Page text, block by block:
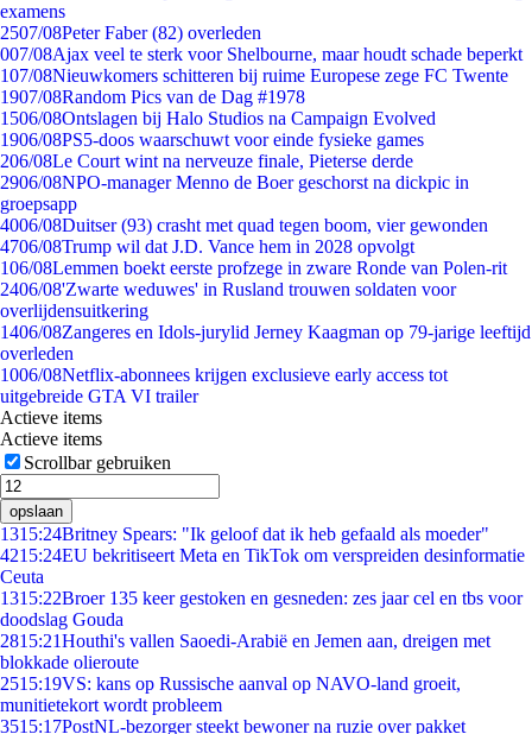
examens
2507/08Peter Faber (82) overleden
007/08Ajax veel te sterk voor Shelbourne, maar houdt schade beperkt
107/08Nieuwkomers schitteren bij ruime Europese zege FC Twente
1907/08Random Pics van de Dag #1978
1506/08Ontslagen bij Halo Studios na Campaign Evolved
1906/08PS5-doos waarschuwt voor einde fysieke games
206/08Le Court wint na nerveuze finale, Pieterse derde
2906/08NPO-manager Menno de Boer geschorst na dickpic in
groepsapp
4006/08Duitser (93) crasht met quad tegen boom, vier gewonden
4706/08Trump wil dat J.D. Vance hem in 2028 opvolgt
106/08Lemmen boekt eerste profzege in zware Ronde van Polen-rit
2406/08'Zwarte weduwes' in Rusland trouwen soldaten voor
overlijdensuitkering
1406/08Zangeres en Idols-jurylid Jerney Kaagman op 79-jarige leeftijd
overleden
1006/08Netflix-abonnees krijgen exclusieve early access tot
uitgebreide GTA VI trailer
Actieve items
Actieve items
Scrollbar gebruiken
opslaan
1315:24Britney Spears: "Ik geloof dat ik heb gefaald als moeder"
4215:24EU bekritiseert Meta en TikTok om verspreiden desinformatie
Ceuta
1315:22Broer 135 keer gestoken en gesneden: zes jaar cel en tbs voor
doodslag Gouda
2815:21Houthi's vallen Saoedi-Arabië en Jemen aan, dreigen met
blokkade olieroute
2515:19VS: kans op Russische aanval op NAVO-land groeit,
munitietekort wordt probleem
3515:17PostNL-bezorger steekt bewoner na ruzie over pakket